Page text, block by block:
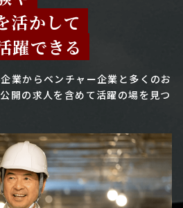
活かして
躍できる
業からベンチャー企業と多くのお
開の求人を含めて活躍の場を見つ